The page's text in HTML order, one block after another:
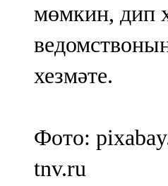
мөмкин, дип
хезмәте.
Фото:
tnv.ru